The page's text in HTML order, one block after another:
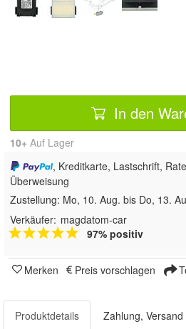
In den
10+ Auf Lager
, Kreditkarte, Lastschrift,
Überweisung
Zustellung: Mo, 10. Aug. bis Do, 13.
Verkäufer: magdatom-car
97% positiv
Merken Preis vorschlagen
Produktdetails Zahlung,